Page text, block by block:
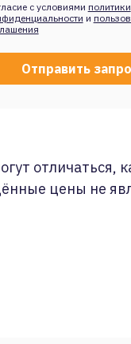
с условиями политики
и
отличаться,
цены не